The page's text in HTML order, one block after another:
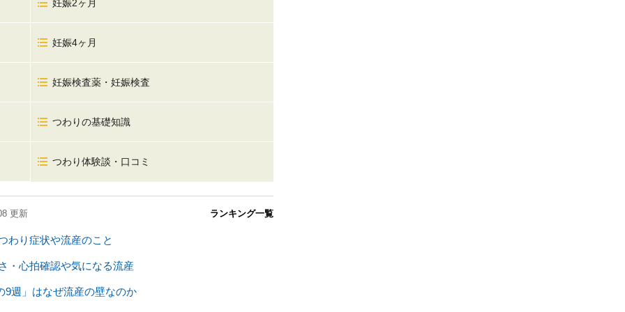
妊娠2ヶ月
妊娠4ヶ月
妊娠検査薬・妊娠検査
つわりの基礎知識
つわり体験談・口コミ
更新 ランキング一覧
わり症状や流産のこと
・心拍確認や気になる流産
週」はなぜ流産の壁なのか